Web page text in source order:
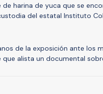
harina de yuca que se
del estatal Instituto
de la exposición ante los
alista un documental